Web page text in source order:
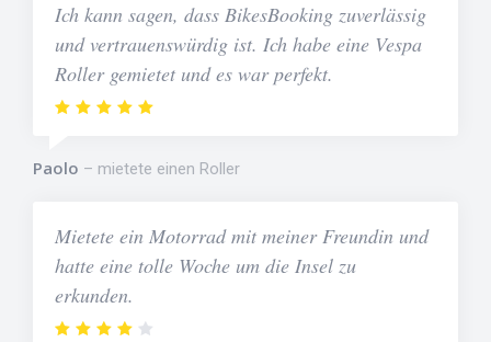
Ich kann sagen, dass BikesBooking zuverlässig
und vertrauenswürdig ist. Ich habe eine Vespa
Roller gemietet und es war perfekt.
Paolo mietete einen Roller
Mietete ein Motorrad mit meiner Freundin und
hatte eine tolle Woche um die Insel zu
erkunden.